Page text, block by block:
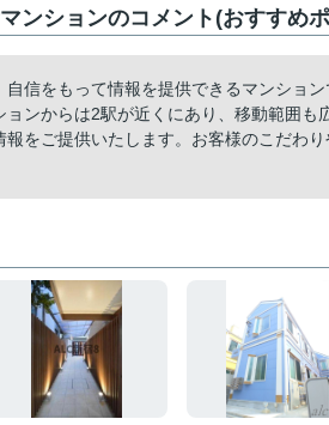
ンションのコメント(おすすめ
信をもって情報を提供できるマンショ
ョンからは2駅が近くにあり、移動範囲
をご提供いたします。お客様のこだわ